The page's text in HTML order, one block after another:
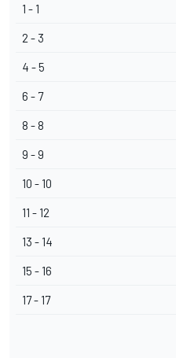
1 - 1
2 - 3
4 - 5
6 - 7
8 - 8
9 - 9
10 - 10
11 - 12
13 - 14
15 - 16
17 - 17